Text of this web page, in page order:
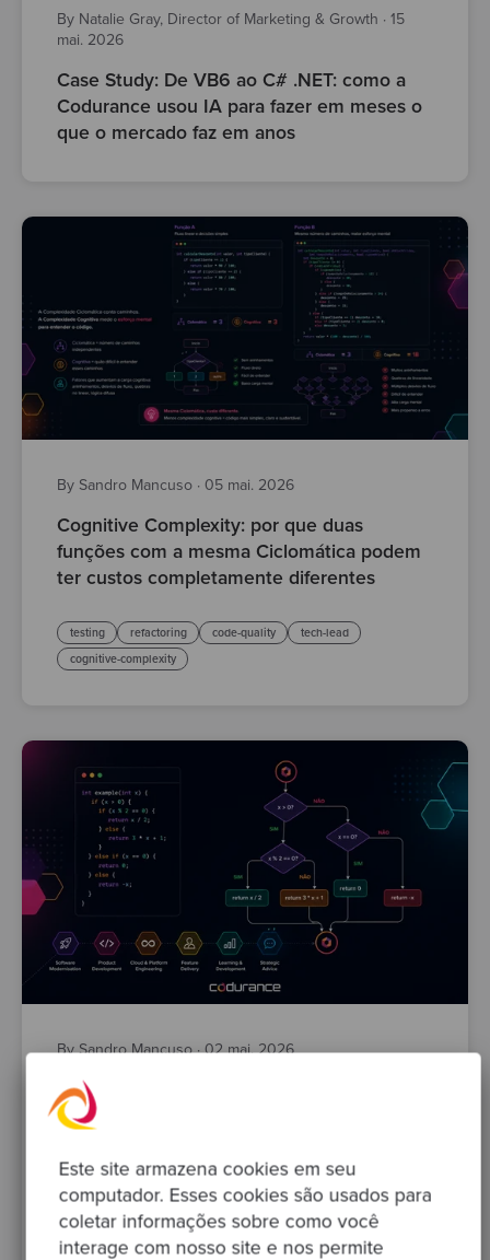
Este site armazena cookies em seu
computador. Esses cookies são usados para
coletar informações sobre como você
interage com nosso site e nos permite
By Natalie Gray, Director of Marketing & Growth · 15
mai. 2026
Case Study: De VB6 ao C# .NET: como a
Codurance usou IA para fazer em meses o
que o mercado faz em anos
By Sandro Mancuso · 05 mai. 2026
Cognitive Complexity: por que duas
funções com a mesma Ciclomática podem
ter custos completamente diferentes
testing refactoring code-quality
tech-lead
cognitive-complexity
By Sandro Mancuso· 02 mai. 2026
Cyclomatic Complexity: o número que diz
quantos testes sua função realmente
testing refactoring code-quality
cyclomatic-complexity
tech-lead